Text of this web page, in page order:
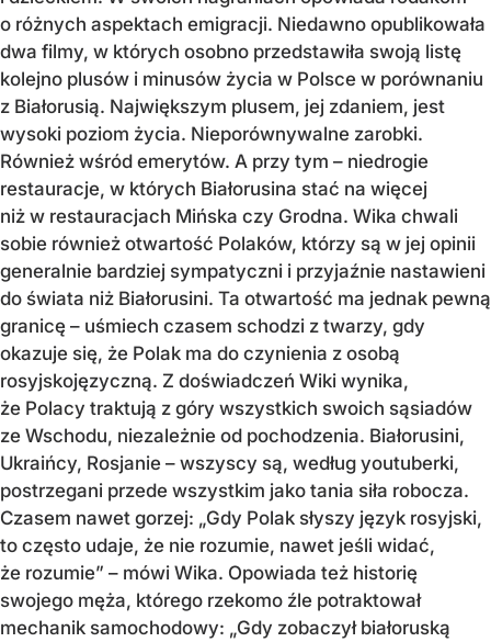
o różnych aspektach emigracji. Niedawno opublikowała
dwa filmy, w których osobno przedstawiła swoją listę
kolejno plusów i minusów życia w Polsce w porównaniu
z Białorusią. Największym plusem, jej zdaniem, jest
wysoki poziom życia. Nieporównywalne zarobki.
Również wśród emerytów. A przy tym – niedrogie
restauracje, w których Białorusina stać na więcej
niż w restauracjach Mińska czy Grodna. Wika chwali
sobie również otwartość Polaków, którzy są w jej opinii
generalnie bardziej sympatyczni i przyjaźnie nastawieni
do świata niż Białorusini. Ta otwartość ma jednak pewną
granicę – uśmiech czasem schodzi z twarzy, gdy
okazuje się, że Polak ma do czynienia z osobą
rosyjskojęzyczną. Z doświadczeń Wiki wynika,
że Polacy traktują z góry wszystkich swoich sąsiadów
ze Wschodu, niezależnie od pochodzenia. Białorusini,
Ukraińcy, Rosjanie – wszyscy są, według youtuberki,
postrzegani przede wszystkim jako tania siła robocza.
Czasem nawet gorzej: „Gdy Polak słyszy język rosyjski,
to często udaje, że nie rozumie, nawet jeśli widać,
że rozumie” – mówi Wika. Opowiada też historię
swojego męża, którego rzekomo źle potraktował
mechanik samochodowy: „Gdy zobaczył białoruską